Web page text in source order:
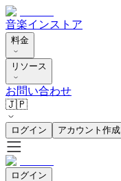
音楽インストア
料金
リソース
お問い合わせ
🇯🇵
ログイン アカウント作成
ログイン